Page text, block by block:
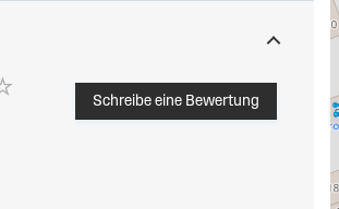
Schreibe eine Bewertung